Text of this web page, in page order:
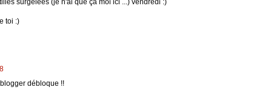
surgelées (je n'ai que ça moi ici ...) vendredi :)
toi :)
débloque !!